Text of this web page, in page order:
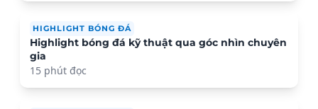
HIGHLIGHT BÓNG ĐÁ
Highlight bóng đá kỹ thuật qua góc nhìn chuyên
gia
15 phút đọc